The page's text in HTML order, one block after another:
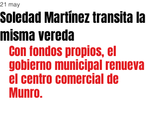
Soledad Martínez transita la
misma vereda
21 may
Con fondos propios, el
gobierno municipal renueva
el centro comercial de
Munro.